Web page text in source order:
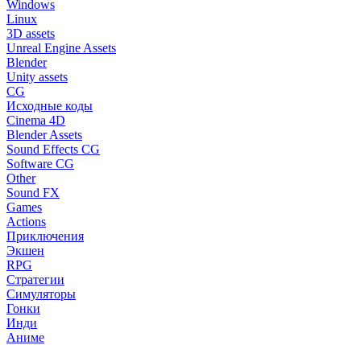
Windows
Linux
3D assets
Unreal Engine Assets
Blender
Unity assets
CG
Исходные коды
Cinema 4D
Blender Assets
Sound Effects CG
Software CG
Other
Sound FX
Games
Actions
Приключения
Экшен
RPG
Стратегии
Симуляторы
Гонки
Инди
Аниме